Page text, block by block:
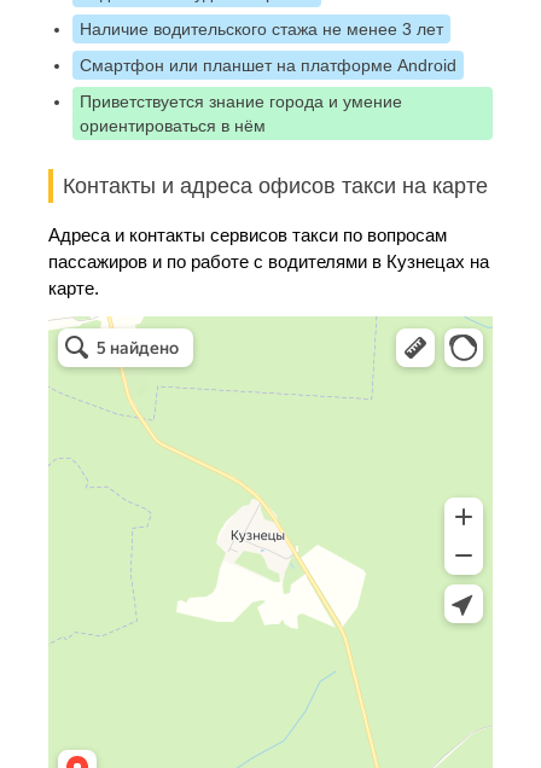
Наличие водительского стажа не менее 3 лет
Смартфон или планшет на платформе Android
Приветствуется знание города и умение
ориентироваться в нём
Контакты и адреса офисов такси на карте
Адреса и контакты сервисов такси по вопросам
пассажиров и по работе с водителями в Кузнецах на
карте.